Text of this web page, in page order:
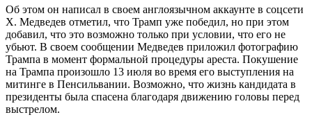
Об этом он написал в своем англоязычном аккаунте в соцсети
X. Медведев отметил, что Трамп уже победил, но при этом
добавил, что это возможно только при условии, что его не
убьют. В своем сообщении Медведев приложил фотографию
Трампа в момент формальной процедуры ареста. Покушение
на Трампа произошло 13 июля во время его выступления на
митинге в Пенсильвании. Возможно, что жизнь кандидата в
президенты была спасена благодаря движению головы перед
выстрелом.